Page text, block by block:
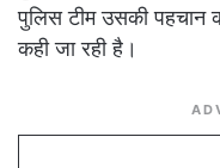
पुलिस टीम उसकी पहचान
कही जा रही है।